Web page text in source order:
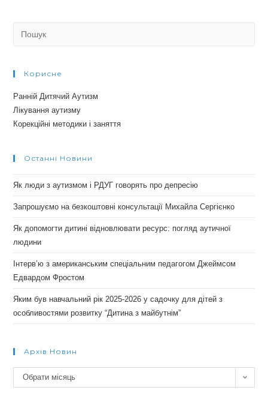
Корисне
Ранній Дитячий Аутизм
Лікування аутизму
Корекційні методики і заняття
Останні Новини
Як люди з аутизмом і РДУГ говорять про депресію
Запрошуємо на безкоштовні консультації Михайла Сергієнко
Як допомогти дитині відновлювати ресурс: погляд аутичної
людини
Інтерв’ю з американським спеціальним педагогом Джеймсом
Едвардом Фростом
Яким був навчальний рік 2025-2026 у садочку для дітей з
особливостями розвитку “Дитина з майбутнім”
Архів Новин
Архів
новин
Обрати місяць